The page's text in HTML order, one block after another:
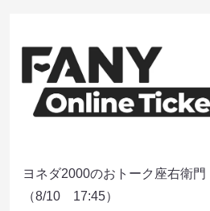
ヨネダ2000のおトーク座右衛門
（8/10 17:45）